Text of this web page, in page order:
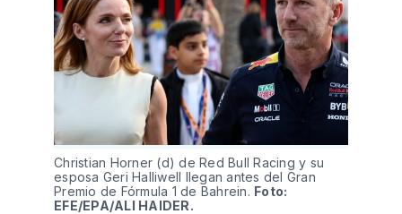
Christian Horner (d) de Red Bull Racing y su
esposa Geri Halliwell llegan antes del Gran
Premio de Fórmula 1 de Bahrein. Foto:
EFE/EPA/ALI HAIDER.